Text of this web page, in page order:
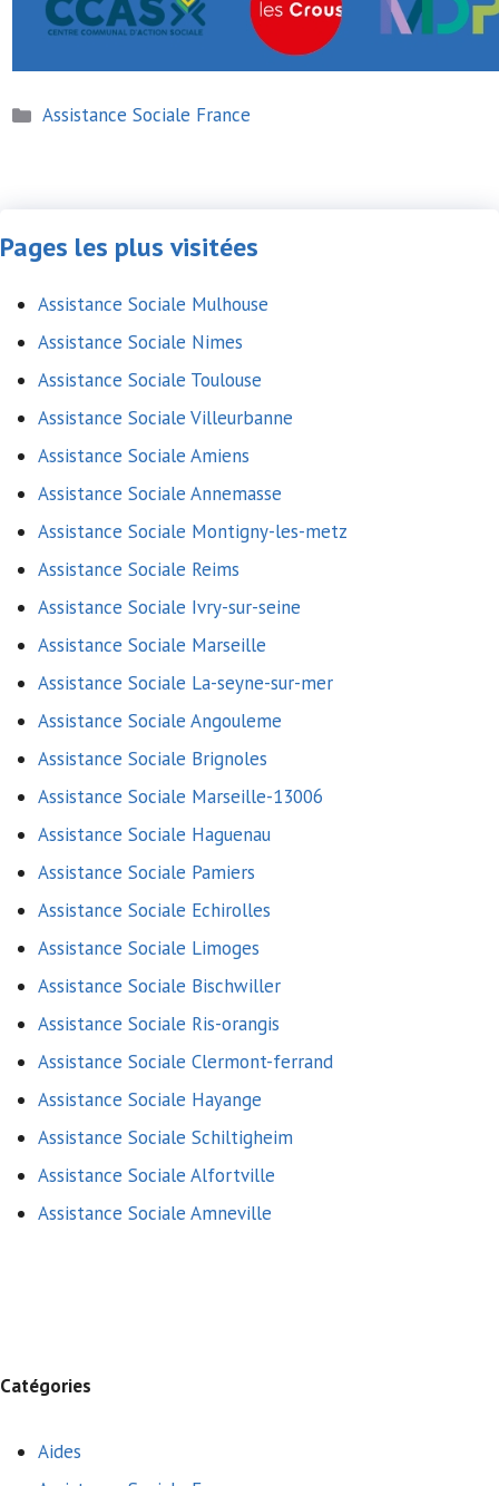
Catégories
Assistance Sociale France
Pages les plus visitées
Assistance Sociale Mulhouse
Assistance Sociale Nimes
Assistance Sociale Toulouse
Assistance Sociale Villeurbanne
Assistance Sociale Amiens
Assistance Sociale Annemasse
Assistance Sociale Montigny-les-metz
Assistance Sociale Reims
Assistance Sociale Ivry-sur-seine
Assistance Sociale Marseille
Assistance Sociale La-seyne-sur-mer
Assistance Sociale Angouleme
Assistance Sociale Brignoles
Assistance Sociale Marseille-13006
Assistance Sociale Haguenau
Assistance Sociale Pamiers
Assistance Sociale Echirolles
Assistance Sociale Limoges
Assistance Sociale Bischwiller
Assistance Sociale Ris-orangis
Assistance Sociale Clermont-ferrand
Assistance Sociale Hayange
Assistance Sociale Schiltigheim
Assistance Sociale Alfortville
Assistance Sociale Amneville
Catégories
Aides